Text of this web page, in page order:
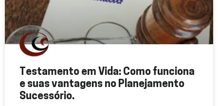
Testamento em Vida: Como funciona
e suas vantagens no Planejamento
Sucessório.